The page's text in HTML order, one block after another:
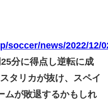
soccer/news/2022/12/
分に得点し逆転に成
タリカが抜け、スペイ
ムが敗退するかもしれ